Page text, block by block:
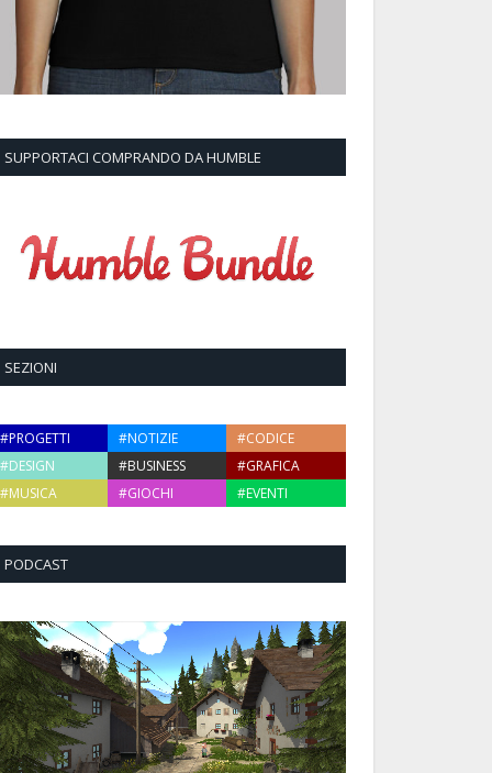
SUPPORTACI COMPRANDO DA HUMBLE
SEZIONI
#PROGETTI #NOTIZIE
#CODICE
#DESIGN
#BUSINESS
#GRAFICA
#MUSICA
#GIOCHI #EVENTI
PODCAST